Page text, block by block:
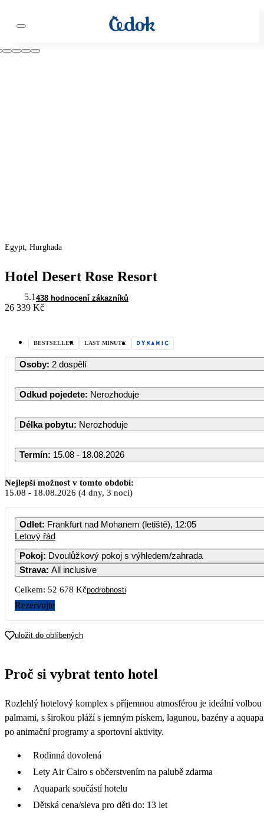
Egypt, Hurghada
Hotel Desert Rose Resort
5.1 438 hodnocení zákazníků
26 339 Kč
BESTSELLER LAST MINUTE
Osoby: 2 dospělí
Odkud pojedete: Nerozhoduje
Délka pobytu: Nerozhoduje
Termín: 15.08 - 18.08.2026
PO
24 909
Nejlepší možnost v tomto období:
15.08 - 18.08.2026 (4 dny, 3 noci)
Odlet: Frankfurt nad Mohanem (letiště), 12:05
Letový řád
Pokoj: Dvoulůžkový pokoj s výhledem/zahrada
Strava: All inclusive
Celkem: 52 678 Kčpodrobnosti
Rezervujte
uložit do oblíbených
Proč si vybrat tento hotel
Rozlehlý hotelový komplex s příjemnou atmosférou je ideální
palmami, s širokou pláží s jemným pískem, lagunou, bazény a
po animační programy a sportovní aktivity.
Rodinná dovolená
Lety Air Cairo s občerstvením na palubě zdarma
Aquapark součástí hotelu
Dětská cena/sleva pro děti do: 13 let